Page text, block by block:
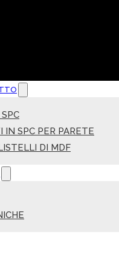
IN SPC PER PARETE
DI MDF